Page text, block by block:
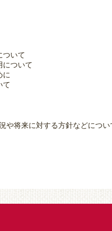
ついて
について
に
て
や将来に対する方針などにつ